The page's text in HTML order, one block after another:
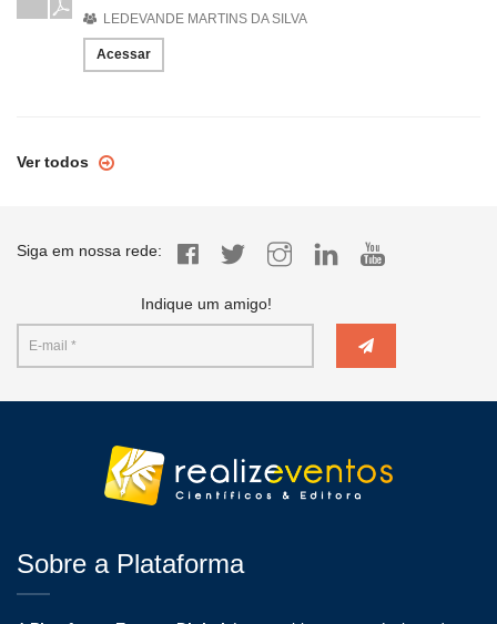
LEDEVANDE MARTINS DA SILVA
Acessar
Ver todos
Siga em nossa rede:
Indique um amigo!
Sobre a Plataforma